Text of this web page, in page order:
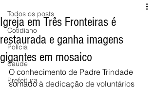
Todos os posts
Cotidiano
Polícia
Saúde
Prefeitura
Igreja em Três Fronteiras é
restaurada e ganha imagens
gigantes em mosaico
O conhecimento de Padre Trindade
somado à dedicação de voluntários